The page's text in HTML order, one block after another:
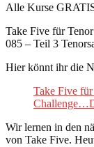
Alle Kurse
Take Five für
085 – Teil 3
Hier könnt ihr die
Take Five
Wir lernen in den
von Take Five.